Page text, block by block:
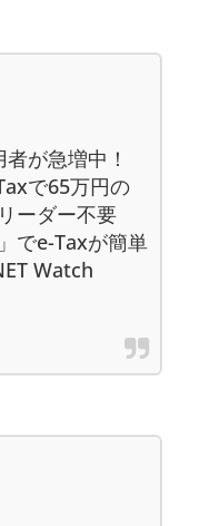
が急増中！
で65万円の
ーダー不要
でe-Taxが簡単
Watch